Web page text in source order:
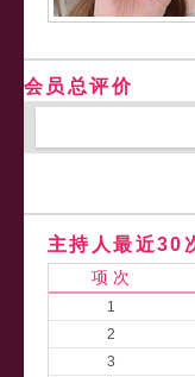
会员总评价
主持人最近30
项 次
1
2
3